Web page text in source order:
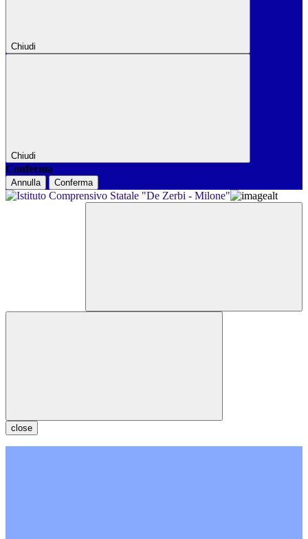
Chiudi
Chiudi
Conferma
Annulla Conferma
close